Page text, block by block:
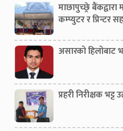
माछापुच्छ्रे
कम्प्युटर र प्रिन्टर
असारको हिलोबाट
प्रहरी निरीक्षक भट्ट